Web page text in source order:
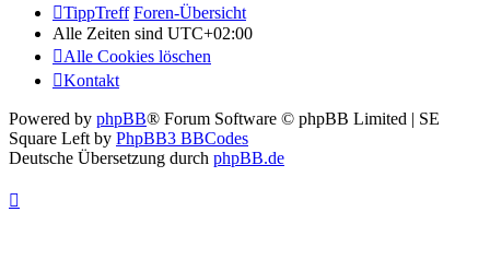
TippTreff Foren-Übersicht
Alle Zeiten sind UTC+02:00
Alle Cookies löschen
Kontakt
Powered by phpBB® Forum Software © phpBB Limited | SE
Square Left by PhpBB3 BBCodes
Deutsche Übersetzung durch phpBB.de